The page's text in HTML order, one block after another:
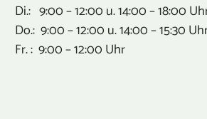
Di.: 9:00 – 12:00 u. 14:00 – 18:00
Do.: 9:00 – 12:00 u. 14:00 – 15:30
Fr. : 9:00 – 12:00 Uhr